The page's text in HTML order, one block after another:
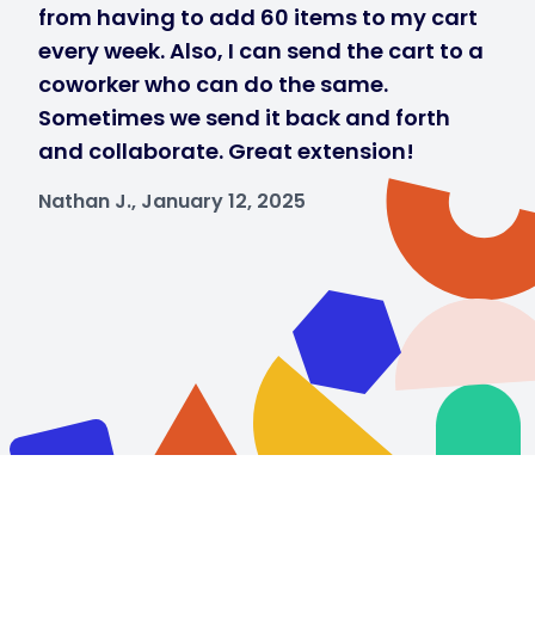
from having to add 60 items to my cart
every week. Also, I can send the cart to a
coworker who can do the same.
Sometimes we send it back and forth
and collaborate. Great extension!
Nathan J., January 12, 2025